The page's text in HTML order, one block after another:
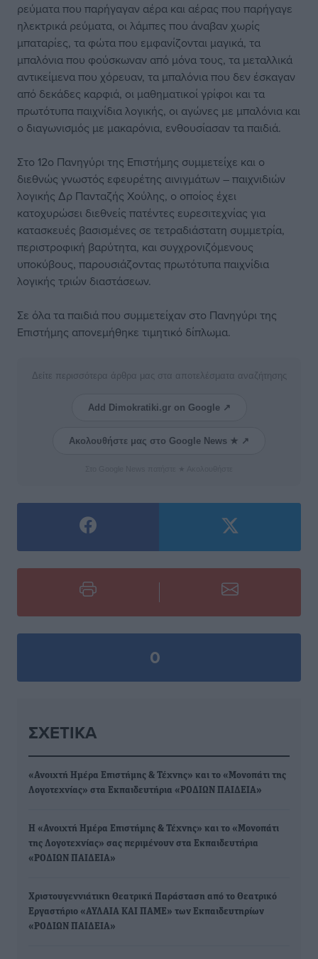
ρεύματα που παρήγαγαν αέρα και αέρας που παρήγαγε
ηλεκτρικά ρεύματα, οι λάμπες που άναβαν χωρίς
μπαταρίες, τα φώτα που εμφανίζονται μαγικά, τα
μπαλόνια που φούσκωναν από μόνα τους, τα μεταλλικά
αντικείμενα που χόρευαν, τα μπαλόνια που δεν έσκαγαν
από δεκάδες καρφιά, οι μαθηματικοί γρίφοι και τα
πρωτότυπα παιχνίδια λογικής, οι αγώνες με μπαλόνια και
ο διαγωνισμός με μακαρόνια, ενθουσίασαν τα παιδιά.
Στο 12ο Πανηγύρι της Επιστήμης συμμετείχε και ο
διεθνώς γνωστός εφευρέτης αινιγμάτων – παιχνιδιών
λογικής Δρ Πανταζής Χούλης, ο οποίος έχει
κατοχυρώσει διεθνείς πατέντες ευρεσιτεχνίας για
κατασκευές βασισμένες σε τετραδιάστατη συμμετρία,
περιστροφική βαρύτητα, και συγχρονιζόμενους
υποκύβους, παρουσιάζοντας πρωτότυπα παιχνίδια
λογικής τριών διαστάσεων.
Σε όλα τα παιδιά που συμμετείχαν στο Πανηγύρι της
Επιστήμης απονεμήθηκε τιμητικό δίπλωμα.
Δείτε περισσότερα άρθρα μας στα αποτελέσματα αναζήτησης
Add Dimokratiki.gr on Google ↗
Ακολουθήστε μας στο Google News ★ ↗
0
ΣΧΕΤΙΚΆ
«Ανοιχτή Ημέρα Επιστήμης & Τέχνης» και το «Μονοπάτι της
Λογοτεχνίας» στα Εκπαιδευτήρια «ΡΟΔΙΩΝ ΠΑΙΔΕΙΑ»
Η «Ανοιχτή Ημέρα Επιστήμης & Τέχνης» και το «Μονοπάτι
της Λογοτεχνίας» σας περιμένουν στα Εκπαιδευτήρια
«ΡΟΔΙΩΝ ΠΑΙΔΕΙΑ»
Χριστουγεννιάτικη Θεατρική Παράσταση από το Θεατρικό
Εργαστήριο «ΑΥΛΑΙΑ ΚΑΙ ΠΑΜΕ» των Εκπαιδευτηρίων
«ΡΟΔΙΩΝ ΠΑΙΔΕΙΑ»